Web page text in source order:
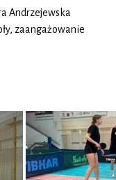
Andrzejewska
zaangażowanie